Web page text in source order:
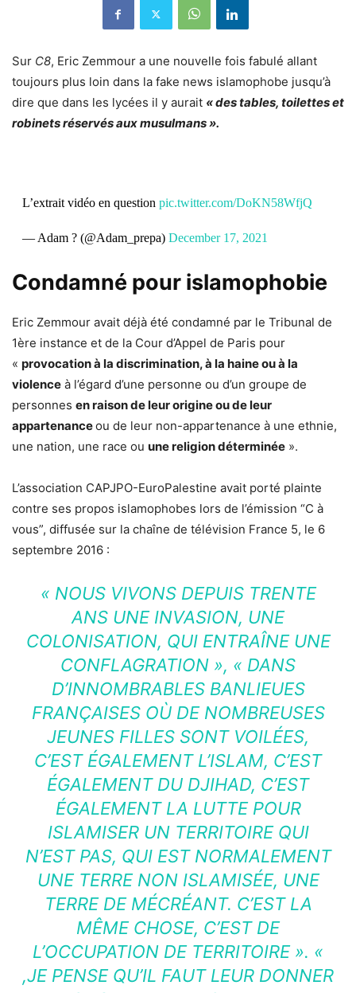
Sur C8, Eric Zemmour a une nouvelle fois fabulé allant
toujours plus loin dans la fake news islamophobe jusqu’à
dire que dans les lycées il y aurait « des tables, toilettes et
robinets réservés aux musulmans ».
L’extrait vidéo en question pic.twitter.com/DoKN58WfjQ
— Adam ? (@Adam_prepa) December 17, 2021
Condamné pour islamophobie
Eric Zemmour avait déjà été condamné par le Tribunal de
1ère instance et de la Cour d’Appel de Paris pour
« provocation à la discrimination, à la haine ou à la
violence à l’égard d’une personne ou d’un groupe de
personnes en raison de leur origine ou de leur
appartenanceou de leur non-appartenance à une ethnie,
une nation, une race ou une religion déterminée ».
L’association CAPJPO-EuroPalestine avait porté plainte
contre ses propos islamophobes lors de l’émission “C à
vous”, diffusée sur la chaîne de télévision France 5, le 6
septembre 2016 :
« NOUS VIVONS DEPUIS TRENTE
ANS UNE INVASION, UNE
COLONISATION, QUI ENTRAÎNE UNE
CONFLAGRATION », « DANS
D’INNOMBRABLES BANLIEUES
FRANÇAISES OÙ DE NOMBREUSES
JEUNES FILLES SONT VOILÉES,
C’EST ÉGALEMENT L’ISLAM, C’EST
ÉGALEMENT DU DJIHAD, C’EST
ÉGALEMENT LA LUTTE POUR
ISLAMISER UN TERRITOIRE QUI
N’EST PAS, QUI EST NORMALEMENT
UNE TERRE NON ISLAMISÉE, UNE
TERRE DE MÉCRÉANT. C’EST LA
MÊME CHOSE, C’EST DE
L’OCCUPATION DE TERRITOIRE ». «
,JE PENSE QU’IL FAUT LEUR DONNER